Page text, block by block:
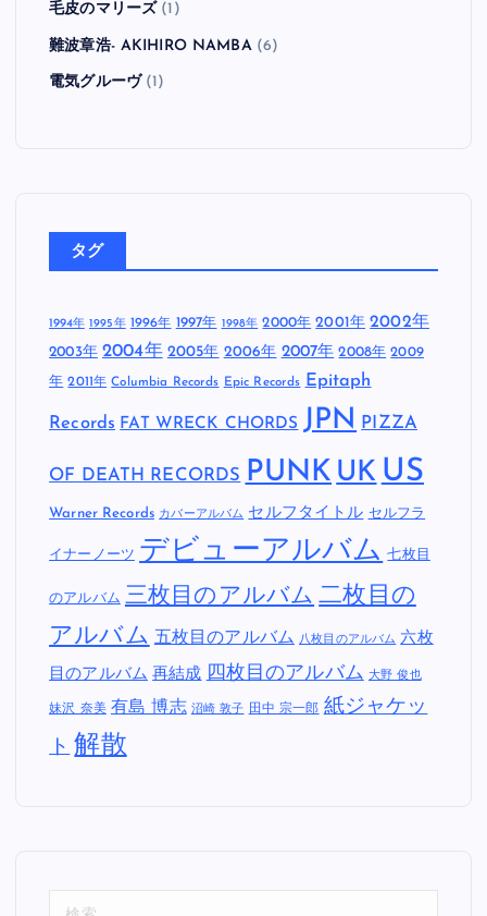
毛皮のマリーズ (1)
難波章浩- AKIHIRO NAMBA(6)
電気グルーヴ(1)
タグ
1994年 1995年 1996年 1997年 1998年 2000年 2001年 2002年
2003年 2004年 2005年 2006年 2007年 2008年 2009
年 2011年 Columbia Records Epic Records Epitaph
Records FAT WRECK CHORDS JPN PIZZA
OF DEATH RECORDS PUNK UK US
Warner Records カバーアルバム セルフタイトル セルフラ
イナーノーツ デビューアルバム 七枚目
のアルバム 三枚目のアルバム 二枚目の
アルバム 五枚目のアルバム 八枚目のアルバム 六枚
目のアルバム 再結成 四枚目のアルバム 大野 俊也
妹沢 奈美 有島 博志 沼崎 敦子 田中 宗一郎 紙ジャケッ
ト 解散